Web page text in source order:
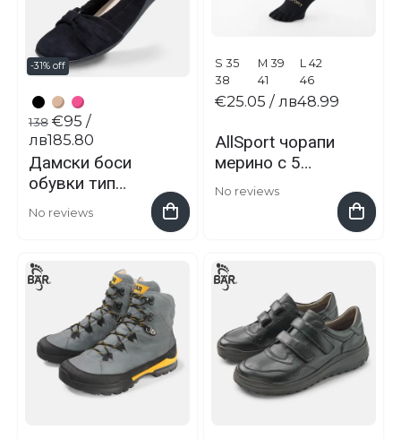
-31% off
Дамски боси
обувки тип
балерина Elly
No reviews
138 €95 /
лв185.80
S 35
38
M 39
41
L 42
46
AllSport чорапи
мерино с 5
пръста
No reviews
€25.05 / лв48.99